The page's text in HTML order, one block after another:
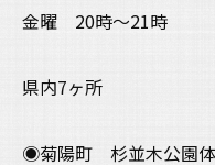
金曜 20時〜21時
県内7ヶ所
◉菊陽町 杉並木公園